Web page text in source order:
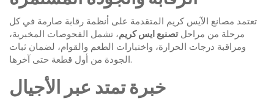
تعتمد مصانع الآيس كريم المتقدمة على أنظمة رقابة صارمة في كل
مرحلة من مراحلتصنيع ايس كريم، تشمل الفحوصات المخبرية،
ومراقبة درجات الحرارة، واختبارات الطعم والقوام، لضمان ثبات
الجودة من أول قطعة حتى آخرها.
خبرة تمتد عبر الأجيال